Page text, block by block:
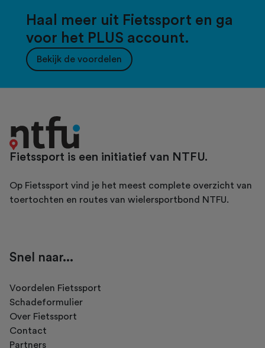
Haal meer uit Fietssport en ga
voor het PLUS account.
Bekijk de voordelen
Fietssport is een initiatief van NTFU.
Op Fietssport vind je het meest complete overzicht van
toertochten en routes van wielersportbond NTFU.
Snel naar...
Voordelen Fietssport
Schadeformulier
Over Fietssport
Contact
Partners